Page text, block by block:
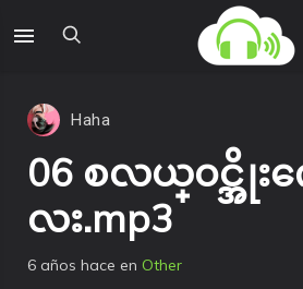
Haha
06 စလယ္၀င္အိုး
လး.mp3
6 años hace en Other